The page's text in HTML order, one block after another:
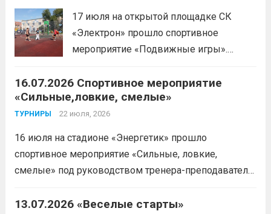
дальше
17 июля на открытой площадке СК
«Электрон» прошло спортивное
мероприятие «Подвижные игры».
16.07.2026 Спортивное мероприятие
«Сильные,ловкие, смелые»
ТУРНИРЫ 22 июля, 2026
16 июля на стадионе «Энергетик» прошло
спортивное мероприятие «Сильные, ловкие,
смелые» под руководством тренера-преподавателя
Сергеевича. Участники продемонстрировали
13.07.2026 «Веселые старты»